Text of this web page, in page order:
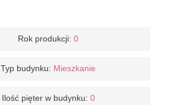
Rok produkcji: 0
Typ budynku: Mieszkanie
Ilość pięter w budynku: 0